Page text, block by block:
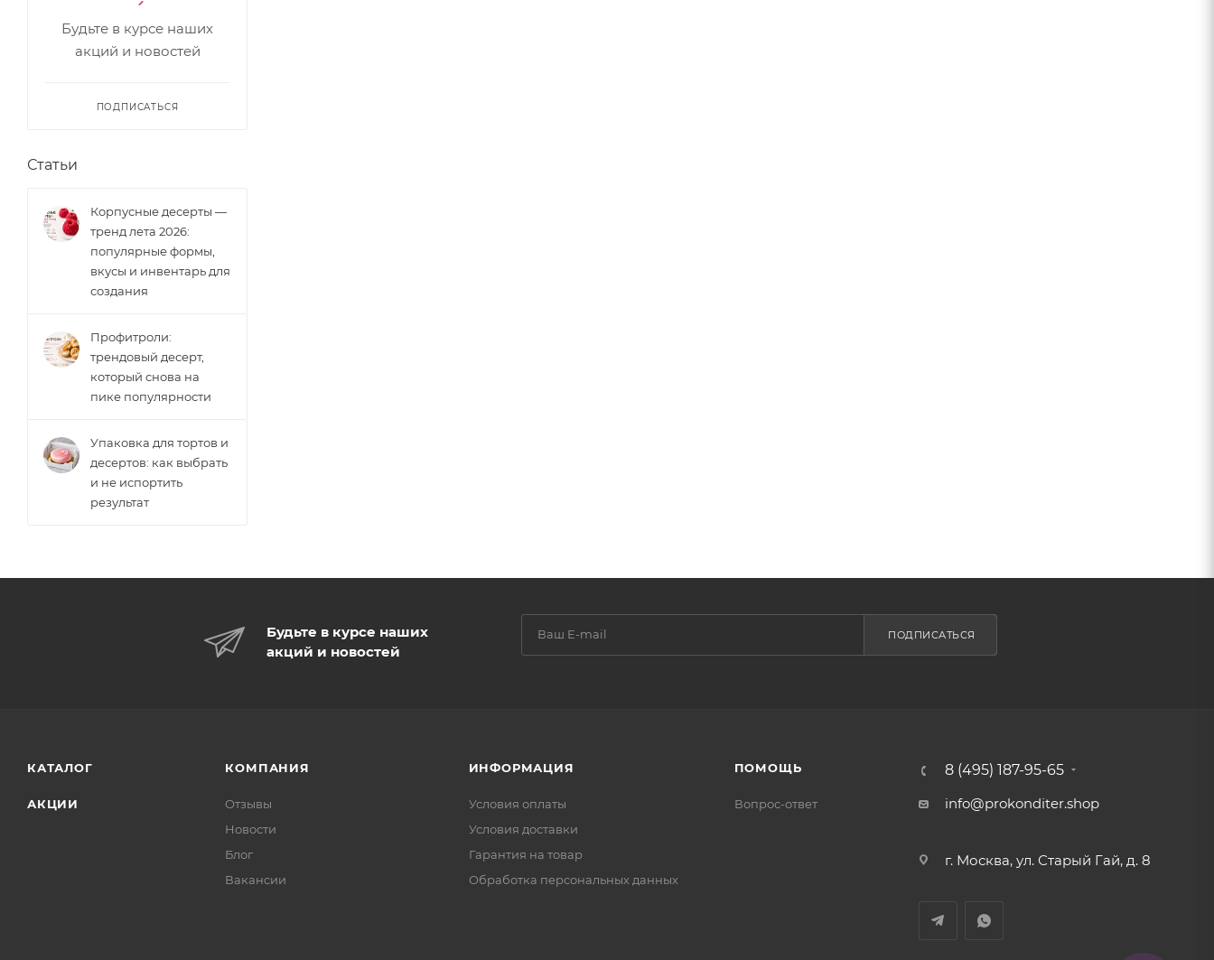
Будьте в курсе наших
акций и новостей
ПОДПИСАТЬСЯ
Статьи
Корпусные десерты —
тренд лета 2026:
популярные формы,
вкусы и инвентарь для
создания
Профитроли:
трендовый десерт,
который снова на
пике популярности
Упаковка для тортов и
десертов: как выбрать
и не испортить
результат
Будьте в курсе наших
акций и новостей
ПОДПИСАТЬСЯ
КАТАЛОГ
АКЦИИ
КОМПАНИЯ
Отзывы
Новости
Блог
Вакансии
ИНФОРМАЦИЯ
Условия оплаты
Условия доставки
Гарантия на товар
Обработка персональных данных
ПОМОЩЬ
Вопрос-ответ
8 (495) 187-95-65
info@prokonditer.shop
г. Москва, ул. Старый Гай, д. 8